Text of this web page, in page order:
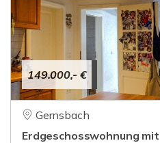
149.000,- €
Gernsbach
Erdgeschosswohnung